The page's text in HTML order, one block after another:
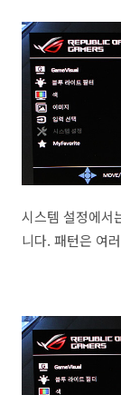
시스템 설정에
니다. 패턴은 여